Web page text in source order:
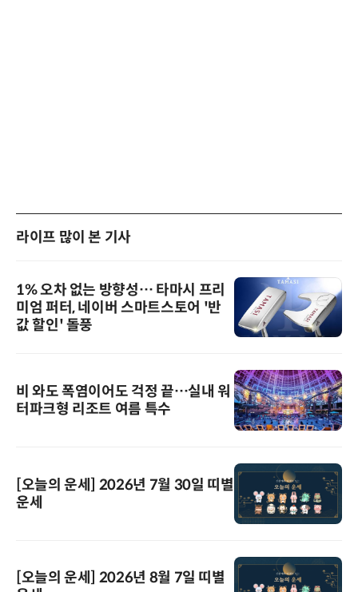
라이프 많이 본 기사
1% 오차 없는 방향성… 타마시 프리
미엄 퍼터, 네이버 스마트스토어 '반
값 할인' 돌풍
비 와도 폭염이어도 걱정 끝…실내 워
터파크형 리조트 여름 특수
[오늘의 운세] 2026년 7월 30일 띠별
운세
[오늘의 운세] 2026년 8월 7일 띠별